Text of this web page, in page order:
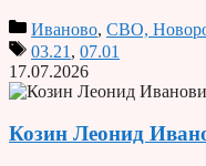
Иваново, СВО,
03.21 , 07.01
17.07.2026
Козин Леонид